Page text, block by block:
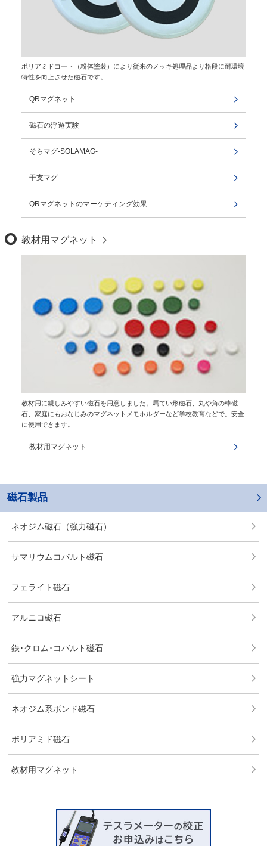
ポリアミドコート（粉体塗装）により従来のメッキ処理品より格段に耐環境
特性を向上させた磁石です。
QRマグネット
磁石の浮遊実験
そらマグ-SOLAMAG-
干支マグ
QRマグネットのマーケティング効果
教材用マグネット
教材用に親しみやすい磁石を用意しました。馬てい形磁石、丸や角の棒磁
石、家庭にもおなじみのマグネットメモホルダーなど学校教育などで。安全
に使用できます。
教材用マグネット
磁石製品
ネオジム磁石（強力磁石）
サマリウムコバルト磁石
フェライト磁石
アルニコ磁石
鉄･クロム･コバルト磁石
強力マグネットシート
ネオジム系ボンド磁石
ポリアミド磁石
教材用マグネット